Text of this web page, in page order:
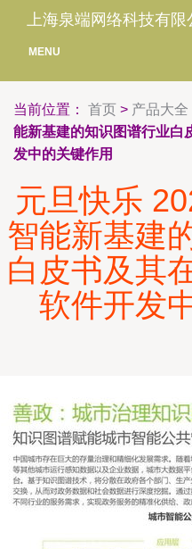
上海泉端网络科技有限
MENU
当前位置： 首页 > 产品大全
能新基建的知识图谱行业白
发中的关键作用
元旦快乐
智能新基建
白皮书及其
软件开发